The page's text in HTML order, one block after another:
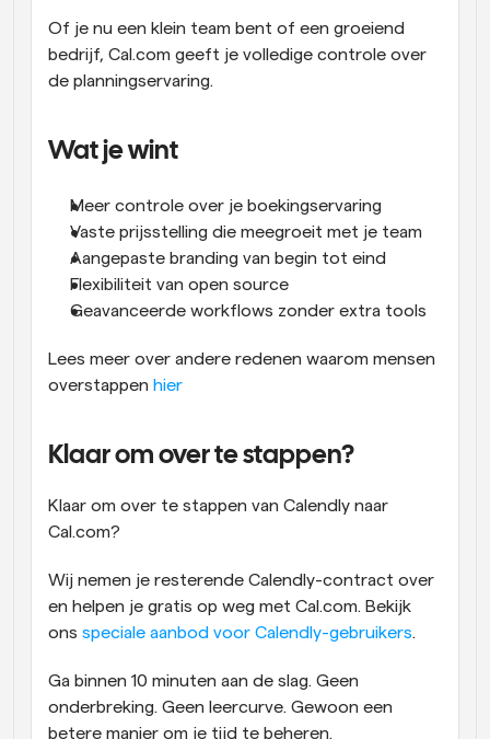
Of je nu een klein team bent of een groeiend
bedrijf, Cal.com geeft je volledige controle over
de planningservaring.
Wat je wint
Meer controle over je boekingservaring
Vaste prijsstelling die meegroeit met je team
Aangepaste branding van begin tot eind
Flexibiliteit van open source
Geavanceerde workflows zonder extra tools
Lees meer over andere redenen waarom mensen
overstappen hier
Klaar om over te stappen?
Klaar om over te stappen van Calendly naar
Cal.com?
Wij nemen je resterende Calendly-contract over
en helpen je gratis op weg met Cal.com. Bekijk
ons speciale aanbod voor Calendly-gebruikers.
Ga binnen 10 minuten aan de slag. Geen
onderbreking. Geen leercurve. Gewoon een
betere manier om je tijd te beheren.